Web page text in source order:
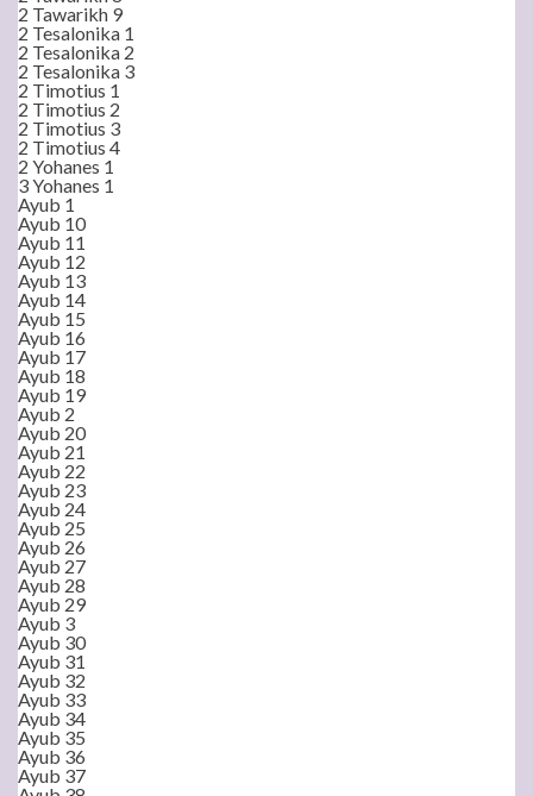
2 Tawarikh 9
2 Tesalonika 1
2 Tesalonika 2
2 Tesalonika 3
2 Timotius 1
2 Timotius 2
2 Timotius 3
2 Timotius 4
2 Yohanes 1
3 Yohanes 1
Ayub 1
Ayub 10
Ayub 11
Ayub 12
Ayub 13
Ayub 14
Ayub 15
Ayub 16
Ayub 17
Ayub 18
Ayub 19
Ayub 2
Ayub 20
Ayub 21
Ayub 22
Ayub 23
Ayub 24
Ayub 25
Ayub 26
Ayub 27
Ayub 28
Ayub 29
Ayub 3
Ayub 30
Ayub 31
Ayub 32
Ayub 33
Ayub 34
Ayub 35
Ayub 36
Ayub 37